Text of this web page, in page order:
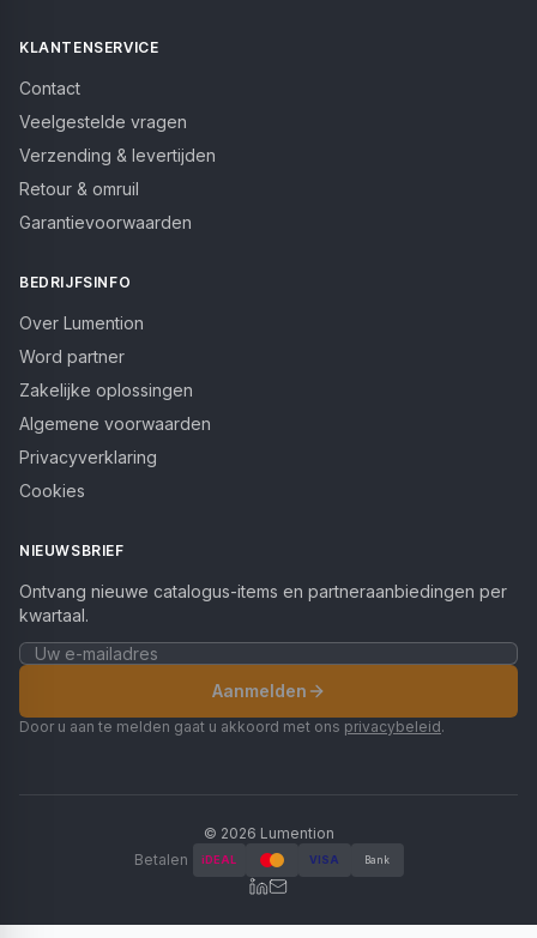
KLANTENSERVICE
Contact
Veelgestelde vragen
Verzending & levertijden
Retour & omruil
Garantievoorwaarden
BEDRIJFSINFO
Over Lumention
Word partner
Zakelijke oplossingen
Algemene voorwaarden
Privacyverklaring
Cookies
NIEUWSBRIEF
Ontvang nieuwe catalogus-items en partneraanbiedingen per
kwartaal.
Aanmelden
Door u aan te melden gaat u akkoord met ons privacybeleid.
© 2026 Lumention
Betalen
iDEAL VISA Bank